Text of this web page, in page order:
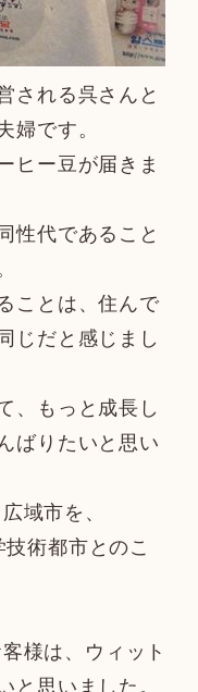
される呉さんと
婦です。
ヒー豆が届きま
性代であること
ことは、住んで
じだと感じまし
、もっと成長し
ばりたいと思い
域市を、
術都市とのこ
様は、ウィット
と思いました。